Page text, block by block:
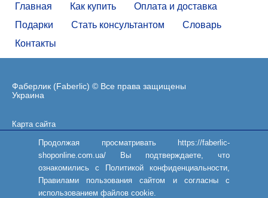
Главная Как купить
Оплата и доставка
Подарки
Стать консультантом
Словарь
Контакты
Фаберлик (Faberlic) © Все права защищены
Украина
Карта сайта
Продолжая просматривать https://faberlic-
shoponline.com.ua/ Вы подтверждаете, что
ознакомились с Политикой конфиденциальности,
Правилами пользования сайтом и согласны с
использованием файлов cookie.